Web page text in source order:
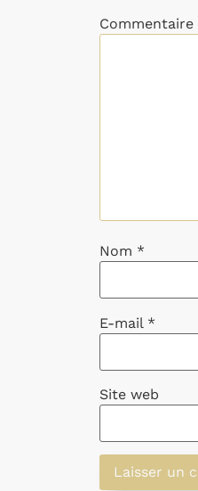
Commentaire
Nom *
E-mail *
Site web